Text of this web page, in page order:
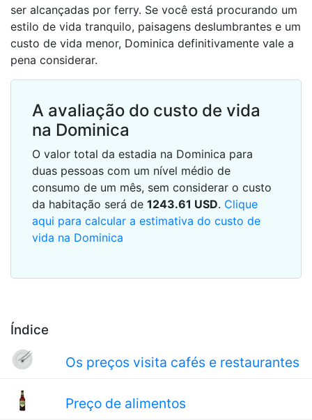
Índice
Os preços visita cafés e restaurantes
Preço de alimentos
ser alcançadas por ferry. Se você está procurando um
estilo de vida tranquilo, paisagens deslumbrantes e um
custo de vida menor, Dominica definitivamente vale a
pena considerar.
A avaliação do custo de vida
na Dominica
O valor total da estadia na Dominica para
duas pessoas com um nível médio de
consumo de um mês, sem considerar o custo
da habitação será de 1243.61 USD. Clique
aqui para calcular a estimativa do custo de
vida na Dominica